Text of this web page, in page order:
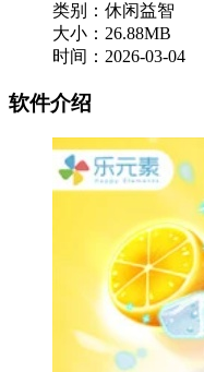
类别：休闲益智
大小：26.88MB
时间：2026-03-04
软件介绍